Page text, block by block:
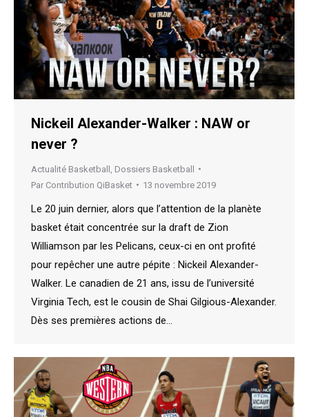
Nickeil Alexander-Walker : NAW or
never ?
Actualité Basketball
Dossiers Basketball
Par Contribution QiBasket 13 novembre 2019
Le 20 juin dernier, alors que l’attention de la planète
basket était concentrée sur la draft de Zion
Williamson par les Pelicans, ceux-ci en ont profité
pour repêcher une autre pépite : Nickeil Alexander-
Walker. Le canadien de 21 ans, issu de l’université
Virginia Tech, est le cousin de Shai Gilgious-Alexander.
Dès ses premières actions de…